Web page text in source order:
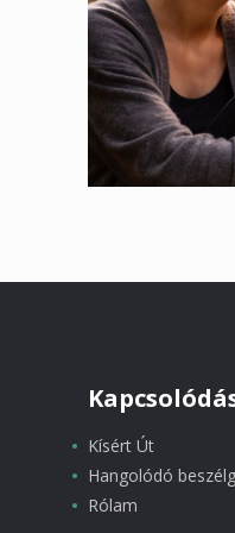
Kísért Út
Hangolódó
Rólam